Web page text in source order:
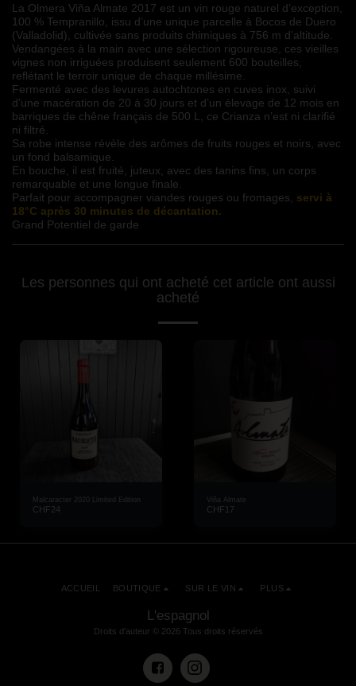
La Olmera Viña Almate 2017 est un vin rouge naturel d’exception,
100 % Tempranillo, issu d’une unique parcelle à Bocos de Duero
(Valladolid), cultivée sans produits chimiques à 756 m d’altitude.
Vendangées à la main avec une sélection rigoureuse, ces vieilles
vignes non irriguées produisent seulement 600 bouteilles,
reflétant le terroir unique de chaque millésime.
Fermenté avec des levures autochtones en cuves inox, suivi
d’une macération de 20 à 30 jours et d’un élevage de 12 mois en
barriques de chêne français de 500 L, ce Crianza n’est ni clarifié
ni filtré.
Sa robe intense révèle des arômes de fruits rouges et noirs, avec
un fond balsamique.
En bouche, il est fruité, juteux, avec des tanins fins, un corps
remarquable et une longue finale.
Parfait pour accompagner viandes rouges ou fromages, servi à
18°C après 30 minutes de décantation.
Grand Potentiel de garde
Les personnes qui ont acheté cet article ont aussi
acheté
Malcaracter 2020 Limited Edition
CHF24
Viña Almate
CHF 17
L'espagnol
Droits d'auteur © 2026 Tous droits réservés
ACCUEIL BOUTIQUE SUR LE VIN PLUS